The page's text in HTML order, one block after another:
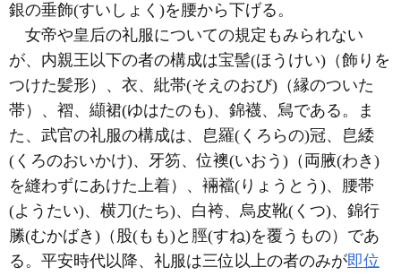
銀の垂飾(すいしょく)を腰から下げる。
女帝や皇后の礼服についての規定もみられない
が、内親王以下の者の構成は宝髻(ほうけい)（飾りを
つけた髪形）、衣、紕帯(そえのおび)（縁のついた
帯）、褶、纈裙(ゆはたのも)、錦襪、舃である。ま
た、武官の礼服の構成は、皀羅(くろらの)冠、皀緌
(くろのおいかけ)、牙笏、位襖(いおう)（両腋(わき)
を縫わずにあけた上着）、裲襠(りょうとう)、腰帯
(ようたい)、横刀(たち)、白袴、烏皮靴(くつ)、錦行
縢(むかばき)（股(もも)と脛(すね)を覆うもの）であ
る。平安時代以降、礼服は三位以上の者のみが即位